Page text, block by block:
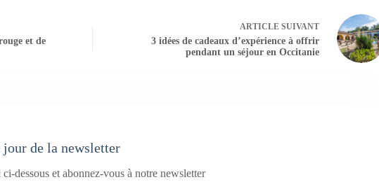
et de
ARTICLESUIVANT
3 idées de cadeaux d’expérience à offrir
pendant un séjour en Occitanie
jour de la newsletter
ci-dessous et abonnez-vous à notre newsletter